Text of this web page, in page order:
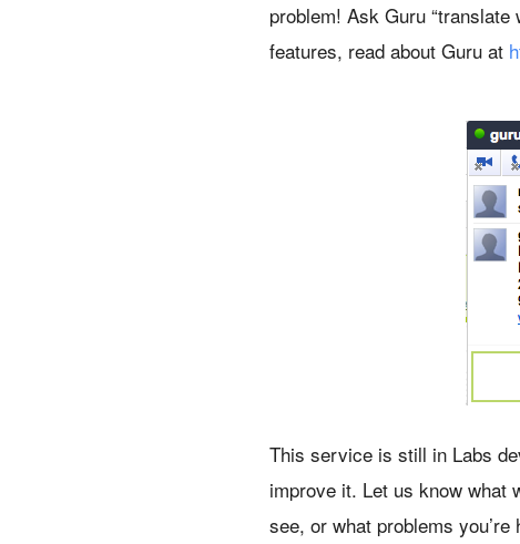
problem! Ask Guru
features, read about Guru at
This service is still in Labs
improve it. Let us know what
see, or what problems